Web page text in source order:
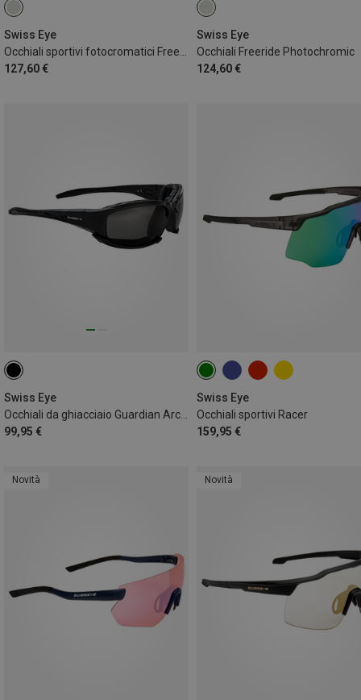
Swiss Eye
127,60 €
Swiss Eye
Occhiali Freeride Photochromic
124,60 €
Swiss Eye
99,95 €
Swiss Eye
Occhiali sportivi Racer
159,95 €
Novità Novità